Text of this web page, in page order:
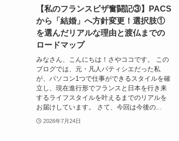
【私のフランスビザ奮闘記③】PACS
から「結婚」へ方針変更！選択肢①
を選んだリアルな理由と渡仏までの
ロードマップ
みなさん、こんにちは！さやココです。 この
ブログでは、元・凡人パティシエだった私
が、パソコン1つで仕事ができるスタイルを確
立し、現在進行形でフランスと日本を行き来
するライフスタイルを叶えるまでのリアルを
お届けしています。 さて、今回は今後の...
2026年7月24日